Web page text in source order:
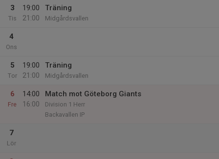
3
Tis
19:00
21:00
Träning
Midgårdsvallen
4
Ons
5
Tor
19:00
21:00
Träning
Midgårdsvallen
6
Fre
14:00
16:00
Match mot Göteborg Giants
Division 1 Herr
Backavallen IP
7
Lör